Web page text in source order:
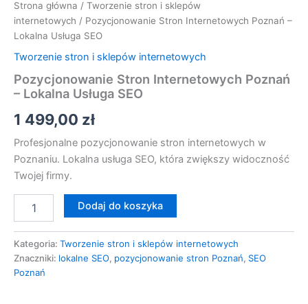
Strona główna / Tworzenie stron i sklepów
internetowych / Pozycjonowanie Stron Internetowych Poznań –
Lokalna Usługa SEO
Tworzenie stron i sklepów internetowych
Pozycjonowanie Stron Internetowych Poznań
– Lokalna Usługa SEO
1 499,00 zł
Profesjonalne pozycjonowanie stron internetowych w
Poznaniu. Lokalna usługa SEO, która zwiększy widoczność
Twojej firmy.
Dodaj do koszyka
Kategoria: Tworzenie stron i sklepów internetowych
Znaczniki: lokalne SEO, pozycjonowanie stron Poznań, SEO
Poznań